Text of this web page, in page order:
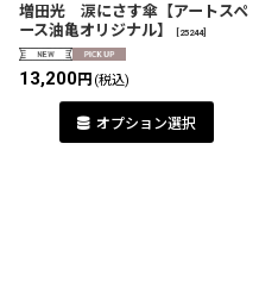
増田光 涙にさす傘【アートスペ
ース油亀オリジナル】
25244]
13,200円 (税込)
オプション選択